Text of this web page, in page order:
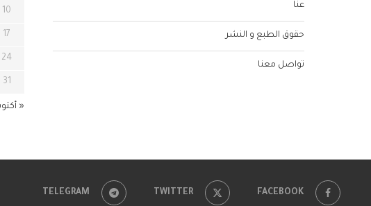
عنّا
حقوق الطبع و النشر
تواصل معنا
10
17
24
31
«
FACEBOOK
TWITTER
TELEGRAM